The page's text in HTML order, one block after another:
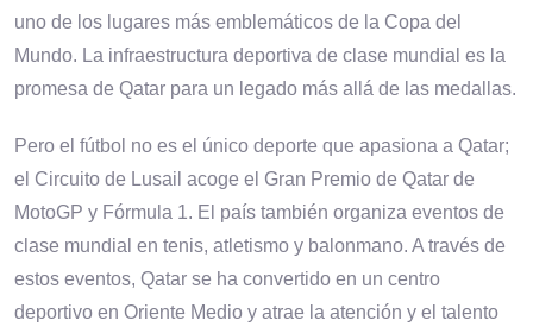
uno de los lugares más emblemáticos de la Copa del
Mundo. La infraestructura deportiva de clase mundial es la
promesa de Qatar para un legado más allá de las medallas.
Pero el fútbol no es el único deporte que apasiona a Qatar;
el Circuito de Lusail acoge el Gran Premio de Qatar de
MotoGP y Fórmula 1. El país también organiza eventos de
clase mundial en tenis, atletismo y balonmano. A través de
estos eventos, Qatar se ha convertido en un centro
deportivo en Oriente Medio y atrae la atención y el talento